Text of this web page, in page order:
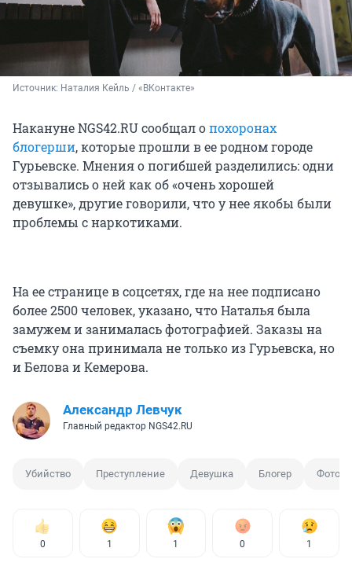
Источник: Наталия Кейль / «ВКонтакте»
Накануне NGS42.RU сообщал опохоронах
блогерши, которые прошли в ее родном городе
Гурьевске. Мнения о погибшей разделились: одни
отзывались о ней как об «очень хорошей
девушке», другие говорили, что у нее якобы были
проблемы с наркотиками.
На ее странице в соцсетях, где на нее подписано
более 2500 человек, указано, что Наталья была
замужем и занималась фотографией. Заказы на
съемку она принимала не только из Гурьевска, но
и Белова и Кемерова.
Александр Левчук
Главный редактор NGS42.RU
Убийство Преступление Девушка Блогер
0 1 1 0 1